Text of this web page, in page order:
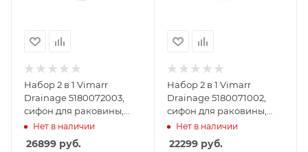
Набор 2 в 1 Vimarr
Drainage 5180072003,
сифон для раковины,
донный клапан
универсальный,
Нет в наличии
26899 руб.
Набор 2 в 1 Vimarr
Drainage 5180071002,
сифон для раковины,
донный клапан без
перелива, хром
Нет в наличии
22299руб.